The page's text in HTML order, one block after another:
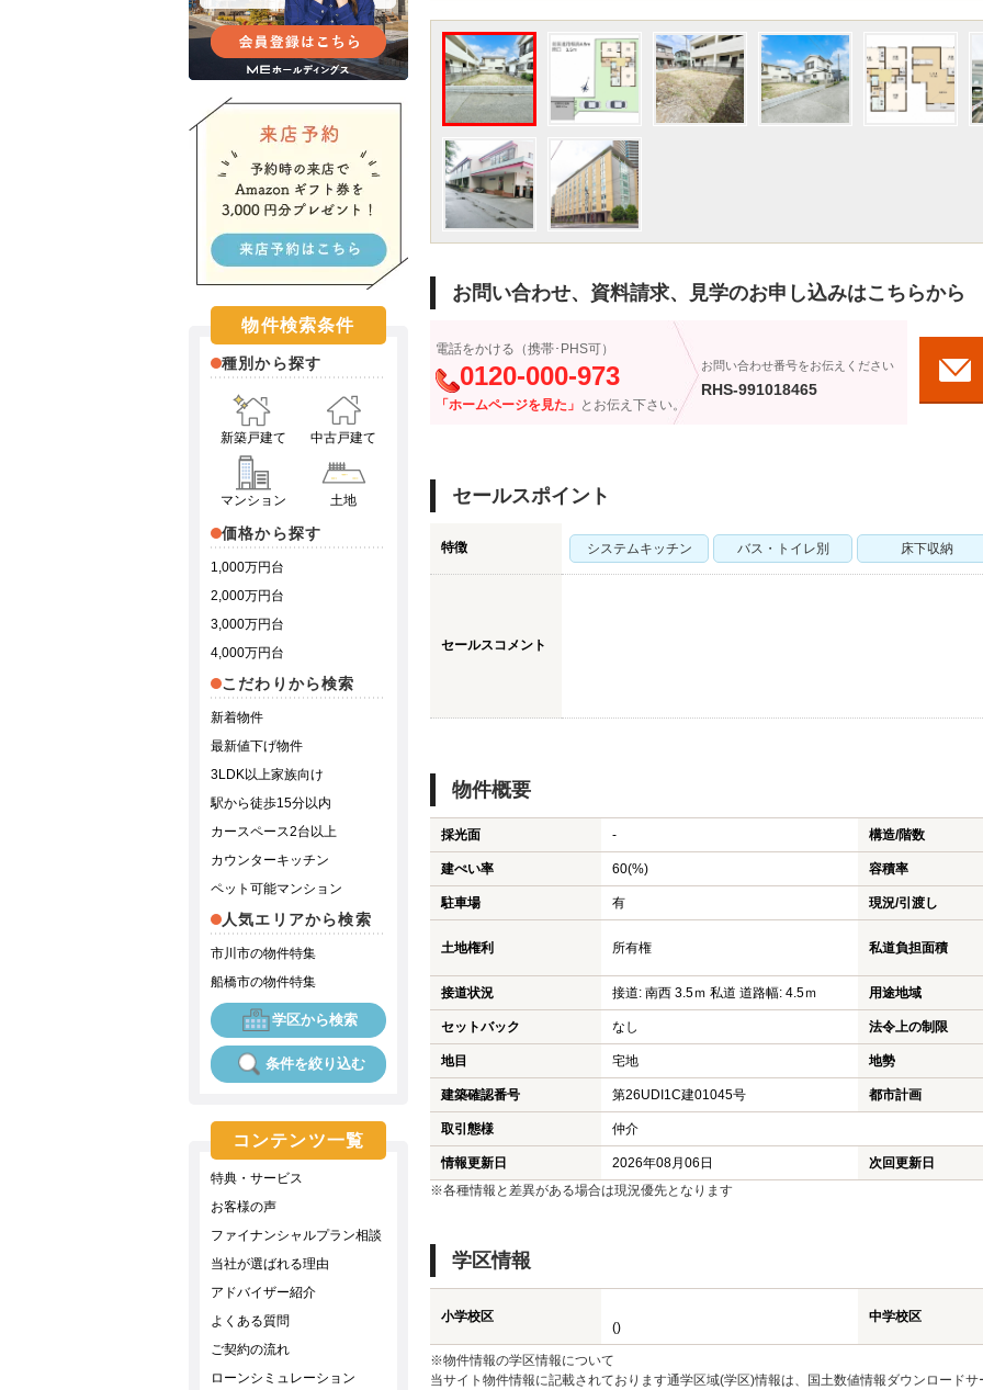
お問い合わせ、資料請求、見学のお申し込みはこちらから
電話をかける（携帯･PHS可）
0120-000-973
「ホームページを見た」 とお伝え下さい。
お問い合わせ番号をお伝えください
RHS-991018465
セールスポイント
特徴 システムキッチン バス・トイレ別 床下収納
セールスコメント
物件概要
採光面 - 構造/階数
建ぺい率 60(%) 容積率
駐車場 有 現況/引渡し
土地権利 所有権 私道負担面積
接道状況 接道: 南西 3.5ｍ 私道 道路幅: 4.5ｍ 用途地域
セットバック なし 法令上の制限
地目 宅地 地勢
建築確認番号 第26UDI1C建01045号 都市計画
取引態様 仲介
情報更新日 2026年08月06日
次回更新日
※各種情報と差異がある場合は現況優先となります
学区情報
小学校区
()
中学校区
※物件情報の学区情報について
当サイト物件情報に記載されております通学区域(学区)情報は、国土数値情報ダウンロード
物件検索条件
種別から探す
新築戸建て 中古戸建て
マンション 土地
価格から探す
1,000万円台
2,000万円台
3,000万円台
4,000万円台
こだわりから検索
新着物件
最新値下げ物件
3LDK以上家族向け
駅から徒歩15分以内
カースペース2台以上
カウンターキッチン
ペット可能マンション
人気エリアから検索
市川市の物件特集
船橋市の物件特集
学区から検索
条件を絞り込む
コンテンツ一覧
特典・サービス
お客様の声
ファイナンシャルプラン相談
当社が選ばれる理由
アドバイザー紹介
よくある質問
ご契約の流れ
ローンシミュレーション